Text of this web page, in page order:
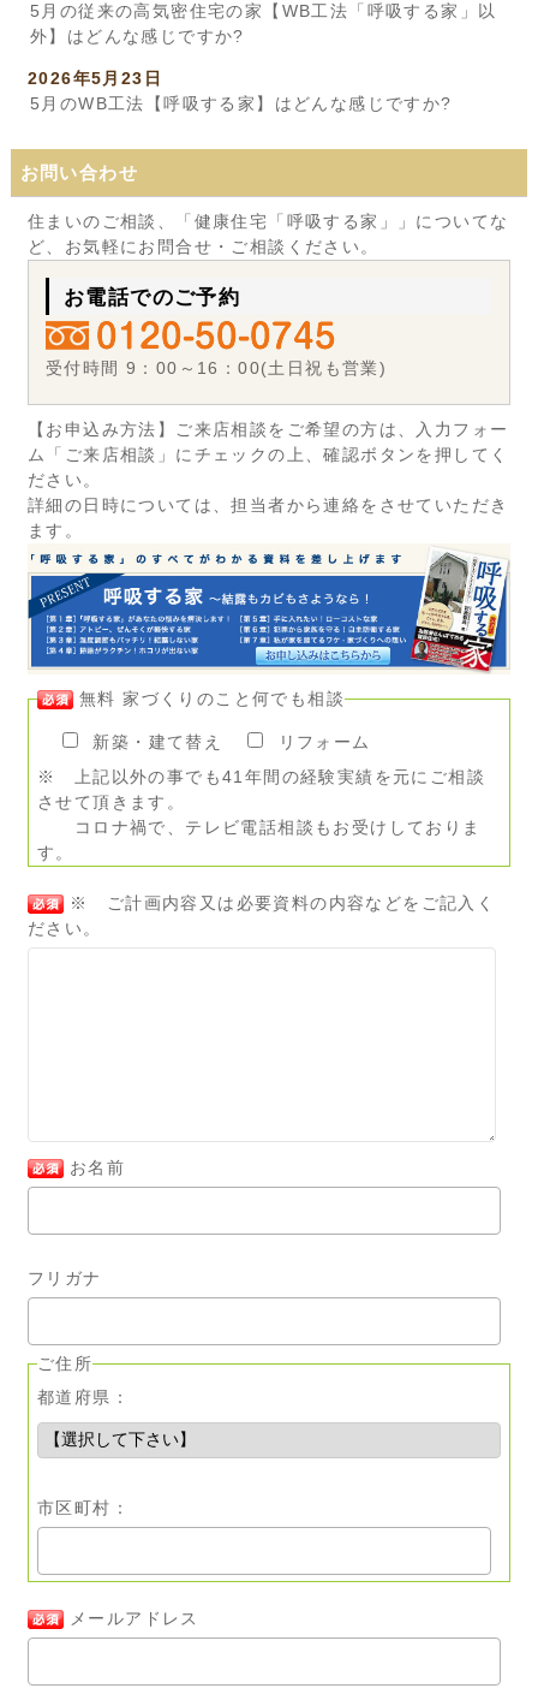
5月の従来の高気密住宅の家【WB工法「呼吸する家」以
外】はどんな感じですか?
2026年5月23日
5月のWB工法【呼吸する家】はどんな感じですか?
お問い合わせ
住まいのご相談、「健康住宅「呼吸する家」」についてな
ど、お気軽にお問合せ・ご相談ください。
お電話でのご予約
受付時間 9：00～16：00(土日祝も営業)
【お申込み方法】ご来店相談をご希望の方は、入力フォー
ム「ご来店相談」にチェックの上、確認ボタンを押してく
ださい。
詳細の日時については、担当者から連絡をさせていただき
ます。
無料 家づくりのこと何でも相談
新築・建て替え
リフォーム
※ 上記以外の事でも41年間の経験実績を元にご相談
させて頂きます。
コロナ禍で、テレビ電話相談もお受けしておりま
す。
※ ご計画内容又は必要資料の内容などをご記入く
ださい。
お名前
フリガナ
ご住所
都道府県：
市区町村：
メールアドレス